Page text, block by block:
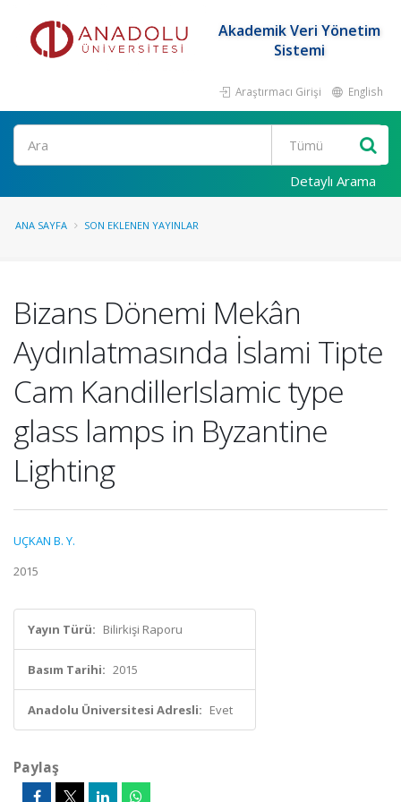
Akademik Veri Yönetim
Sistemi
Araştırmacı Girişi English
Ara
Detaylı Arama
ANA SAYFA SON EKLENEN YAYINLAR
Bizans Dönemi Mekân
Aydınlatmasında İslami Tipte
Cam KandillerIslamic type
glass lamps in Byzantine
Lighting
UÇKAN B. Y.
2015
Yayın Türü: Bilirkişi Raporu
Basım Tarihi: 2015
Anadolu Üniversitesi Adresli: Evet
Paylaş